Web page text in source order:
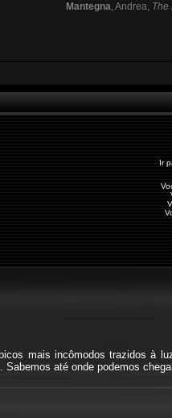
Mantegna, Andrea, The
Ir
mais incômodos trazidos à
até onde podemos